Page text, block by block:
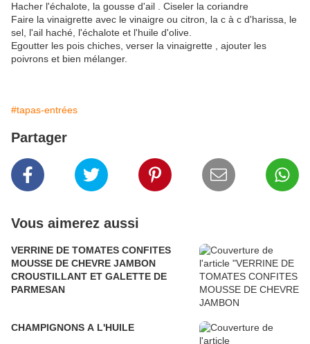
Hacher l'échalote, la gousse d'ail . Ciseler la coriandre
Faire la vinaigrette avec le vinaigre ou citron, la c à c d'harissa, le
sel, l'ail haché, l'échalote et l'huile d'olive.
Egoutter les pois chiches, verser la vinaigrette , ajouter les
poivrons et bien mélanger.
#tapas-entrées
Partager
Vous aimerez aussi
VERRINE DE TOMATES CONFITES
MOUSSE DE CHEVRE JAMBON
CROUSTILLANT ET GALETTE DE
PARMESAN
CHAMPIGNONS A L'HUILE